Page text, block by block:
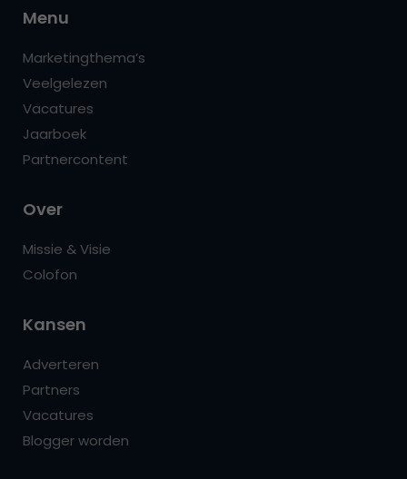
Menu
Marketingthema’s
Veelgelezen
Vacatures
Jaarboek
Partnercontent
Over
Missie & Visie
Colofon
Kansen
Adverteren
Partners
Vacatures
Blogger worden